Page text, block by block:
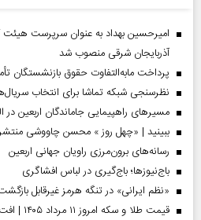
امیرحسین بهداد به عنوان سرپرست
آذربایجان شرقی منصوب شد
پرداخت مابه‌التفاوت حقوق بازنشستگان
نظرسنجی شبکه تماشا برای انتخاب
مسیر‌های راهپیمایی جاماندگان اربعین در
ببینید | «چهل روز » محسن چاووشی
رسانه‌های برون‌مرزی راویان جهانی اربعین
باج‌نیوزها؛ باج‌گیری در لباس افشاگری
«نظم ایرانی» در تنگه هرمز غیرقابل
قیمت